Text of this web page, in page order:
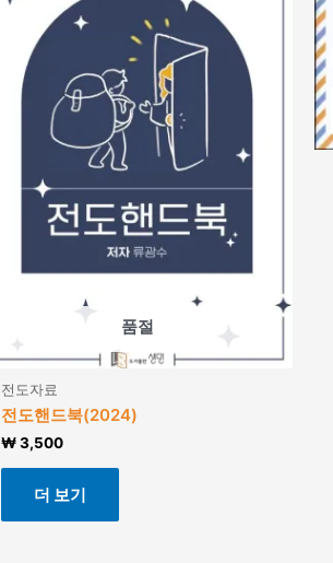
품절
전도자료
전도핸드북(2024)
₩3,500
더 보기